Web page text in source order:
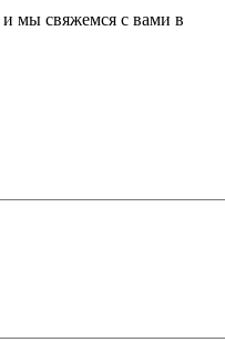
и мы свяжемся с вами в